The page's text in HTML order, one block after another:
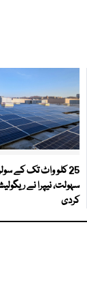
25 کلو واٹ تک کے
سہولت، نیپرا نے
کردی